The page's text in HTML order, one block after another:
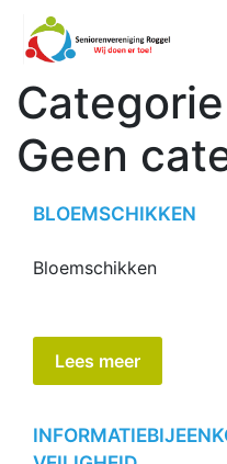
Geen
BLOEMSCHIKKEN
Bloemschikken
Lees meer